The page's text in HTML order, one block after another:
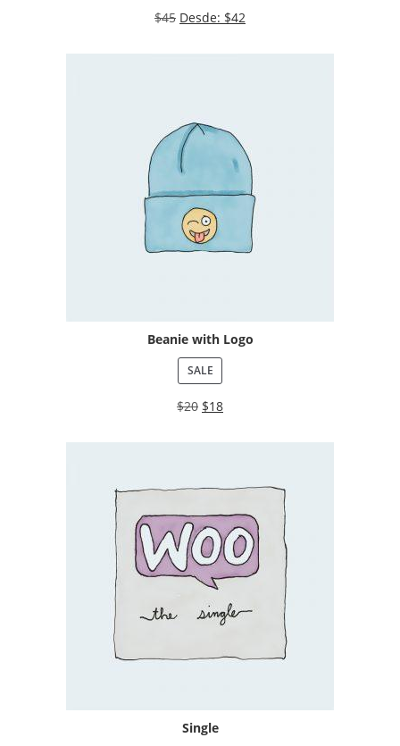
$45 Desde: $42
Beanie with Logo
SALE
$20 $18
Single